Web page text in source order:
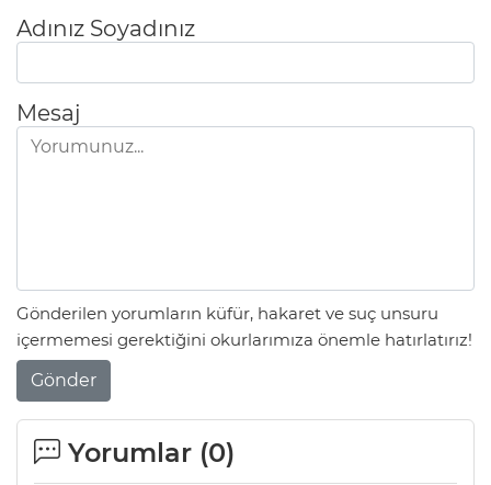
Adınız Soyadınız
Mesaj
Gönderilen yorumların küfür, hakaret ve suç unsuru
içermemesi gerektiğini okurlarımıza önemle hatırlatırız!
Gönder
Yorumlar (0)